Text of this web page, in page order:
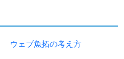
ウェブ魚拓の考え方